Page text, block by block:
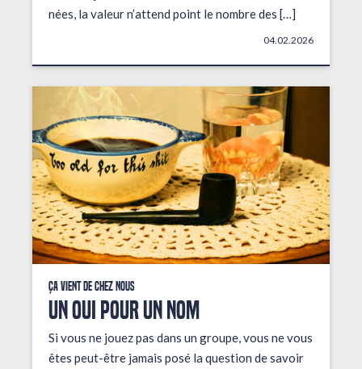
nées, la valeur n’attend point le nombre des […]
04.02.2026
Ça vient de chez nous
UN OUI POUR UN NOM
Si vous ne jouez pas dans un groupe, vous ne vous
êtes peut-être jamais posé la question de savoir